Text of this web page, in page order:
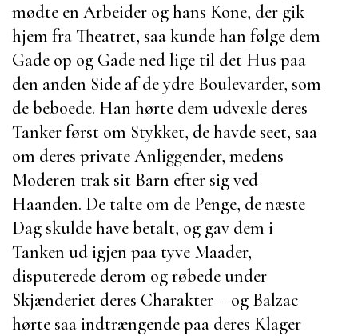
mødte en Arbeider og hans Kone, der gik
hjem fra Theatret, saa kunde han følge dem
Gade op og Gade ned lige til det Hus paa
den anden Side af de ydre Boulevarder, som
de beboede. Han hørte dem udvexle deres
Tanker først om Stykket, de havde seet, saa
om deres private Anliggender, medens
Moderen trak sit Barn efter sig ved
Haanden. De talte om de Penge, de næste
Dag skulde have betalt, og gav dem i
Tanken ud igjen paa tyve Maader,
disputerede derom og røbede under
Skjænderiet deres Charakter – og Balzac
hørte saa indtrængende paa deres Klager